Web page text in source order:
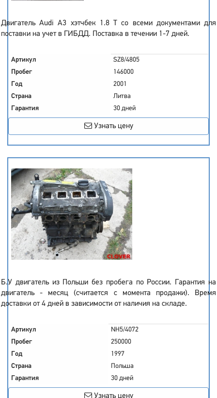
Двигатель Audi A3 хэтчбек 1.8 T со всеми документами для
поставки на учет в ГИБДД. Поставка в течении 1-7 дней.
Артикул
SZ8/4805
Пробег
146000
Год
2001
Страна
Литва
Гарантия
30 дней
Узнать цену
Б.У двигатель из Польши без пробега по России. Гарантия на
двигатель - месяц (считается с момента продажи). Время
доставки от 4 дней в зависимости от наличия на складе.
Артикул
NH5/4072
Пробег
250000
Год
1997
Страна
Польша
Гарантия
30 дней
Узнать цену